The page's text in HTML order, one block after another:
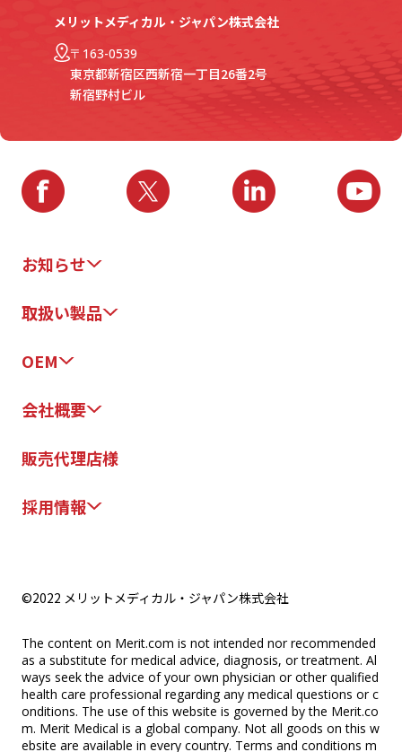
メリットメディカル・ジャパン株式会社
〒163-0539
東京都新宿区西新宿一丁目26番2号
新宿野村ビル
お知らせ
取扱い製品
OEM
会社概要
販売代理店様
採用情報
©2022 メリットメディカル・ジャパン株式会社
The content on Merit.com is not intended nor recommended
as a substitute for medical advice, diagnosis, or treatment. Al
ways seek the advice of your own physician or other qualified
health care professional regarding any medical questions or c
onditions. The use of this website is governed by the Merit.co
m. Merit Medical is a global company. Not all goods on this w
ebsite are available in every country. Terms and conditions m